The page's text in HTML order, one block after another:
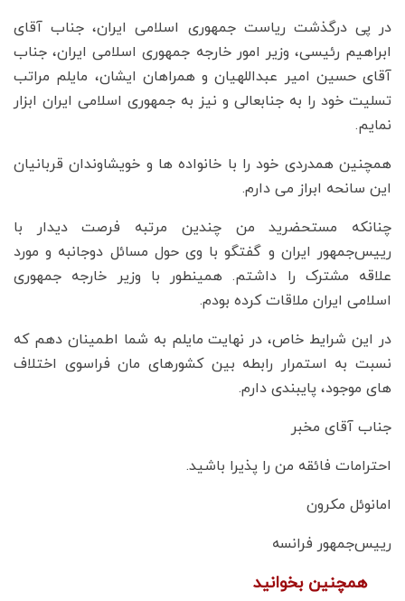
در پی درگذشت ریاست جمهوری اسلامی ایران، جناب آقای
ابراهیم رئیسی، وزیر امور خارجه جمهوری اسلامی ایران، جناب
آقای حسین امیر عبداللهیان و همراهان ایشان، مایلم مراتب
تسلیت خود را به جنابعالی و نیز به جمهوری اسلامی ایران ابزار
نمایم.
همچنین همدردی خود را با خانواده ها و خویشاوندان قربانیان
این سانحه ابراز می دارم.
چنانکه مستحضرید من چندین مرتبه فرصت دیدار با
رییس‌جمهور ایران و گفتگو با وی حول مسائل دوجانبه و مورد
علاقه مشترک را داشتم. همینطور با وزیر خارجه جمهوری
اسلامی ایران ملاقات کرده بودم.
در این شرایط خاص، در نهایت مایلم به شما اطمینان دهم که
نسبت به استمرار رابطه بین کشورهای مان فراسوی اختلاف
های موجود، پایبندی دارم.
جناب آقای مخبر
احترامات فائقه من را پذیرا باشید.
امانوئل مکرون
رییس‌جمهور فرانسه
همچنین بخوانید